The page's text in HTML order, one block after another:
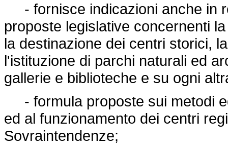
- fornisce indicazioni anche in
proposte legislative concernenti
la destinazione dei centri storici,
l'istituzione di parchi naturali ed
gallerie e biblioteche e su ogni
- formula proposte sui metodi
ed al funzionamento dei centri
Sovraintendenze;